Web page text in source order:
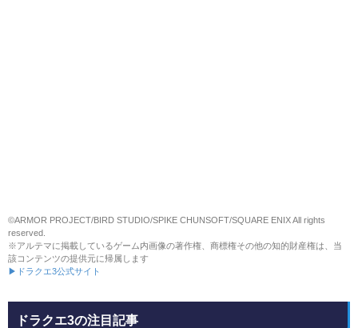
©ARMOR PROJECT/BIRD STUDIO/SPIKE CHUNSOFT/SQUARE ENIX All rights
reserved.
※アルテマに掲載しているゲーム内画像の著作権、商標権その他の知的財産権は、当
該コンテンツの提供元に帰属します
▶ドラクエ3公式サイト
ドラクエ3の注目記事